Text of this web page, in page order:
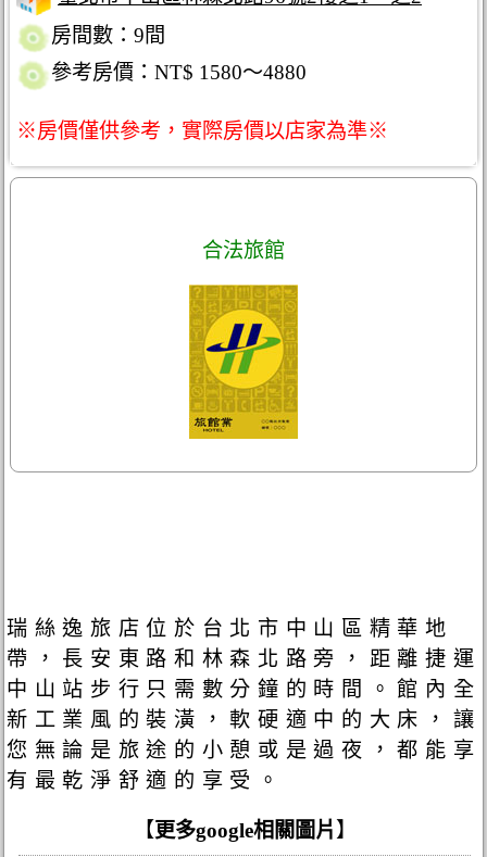
房間數：9間
參考房價：NT$ 1580～4880
※房價僅供參考，實際房價以店家為準※
合法旅館
瑞絲逸旅店位於台北市中山區精華地
帶，長安東路和林森北路旁，距離捷運
中山站步行只需數分鐘的時間。館內全
新工業風的裝潢，軟硬適中的大床，讓
您無論是旅途的小憩或是過夜，都能享
有最乾淨舒適的享受。
【更多google相關圖片 】